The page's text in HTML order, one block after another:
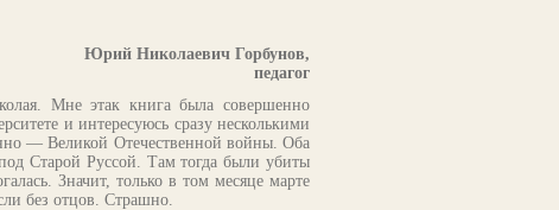
Юрий Николаевич Горбунов,
педагог
Мне этак книга была совершенно
и интересуюсь сразу несколькими
— Великой Отечественной войны. Оба
Старой Руссой. Там тогда были убиты
Значит, только в том месяце марте
без отцов. Страшно.